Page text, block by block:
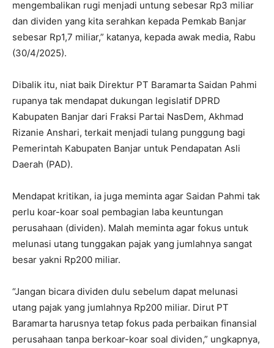
mengembalikan rugi menjadi untung sebesar Rp3 miliar
dan dividen yang kita serahkan kepada Pemkab Banjar
sebesar Rp1,7 miliar,” katanya, kepada awak media, Rabu
(30/4/2025).
Dibalik itu, niat baik Direktur PT Baramarta Saidan Pahmi
rupanya tak mendapat dukungan legislatif DPRD
Kabupaten Banjar dari Fraksi Partai NasDem, Akhmad
Rizanie Anshari, terkait menjadi tulang punggung bagi
Pemerintah Kabupaten Banjar untuk Pendapatan Asli
Daerah (PAD).
Mendapat kritikan, ia juga meminta agar Saidan Pahmi tak
perlu koar-koar soal pembagian laba keuntungan
perusahaan (dividen). Malah meminta agar fokus untuk
melunasi utang tunggakan pajak yang jumlahnya sangat
besar yakni Rp200 miliar.
“Jangan bicara dividen dulu sebelum dapat melunasi
utang pajak yang jumlahnya Rp200 miliar. Dirut PT
Baramarta harusnya tetap fokus pada perbaikan finansial
perusahaan tanpa berkoar-koar soal dividen,” ungkapnya,